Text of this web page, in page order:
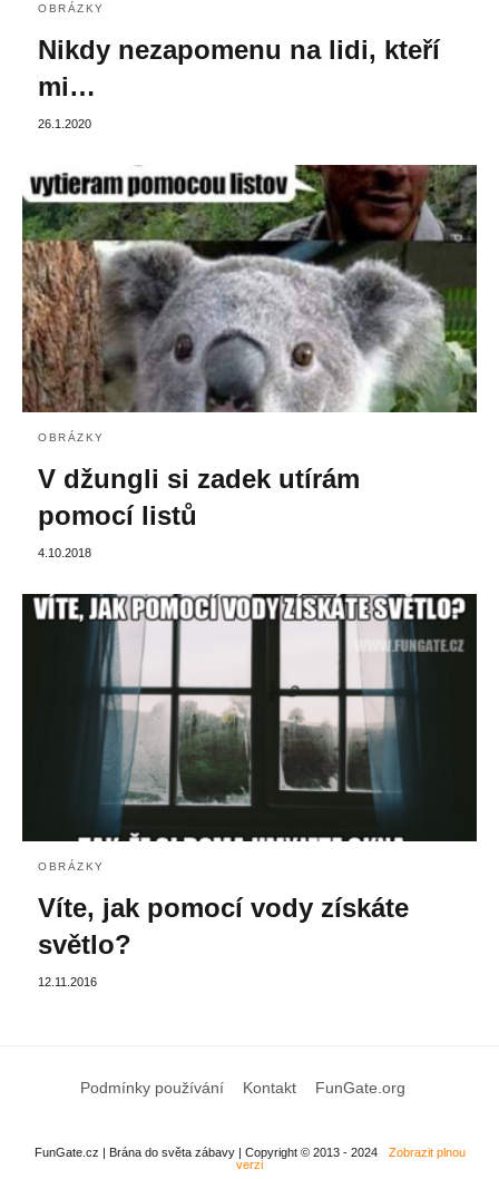
OBRÁZKY
Nikdy nezapomenu na lidi, kteří
mi…
26.1.2020
OBRÁZKY
V džungli si zadek utírám
pomocí listů
4.10.2018
OBRÁZKY
Víte, jak pomocí vody získáte
světlo?
12.11.2016
Podmínky používání Kontakt FunGate.org
FunGate.cz | Brána do světa zábavy | Copyright © 2013 - 2024
Zobrazit plnou
verzi